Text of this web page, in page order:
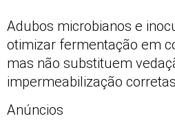
Adubos microbianos e
otimizar fermentação em
mas não substituem
impermeabilização
Anúncios